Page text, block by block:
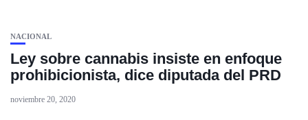
NACIONAL
Ley sobre cannabis insiste en enfoque
prohibicionista, dice diputada del PRD
noviembre 20, 2020